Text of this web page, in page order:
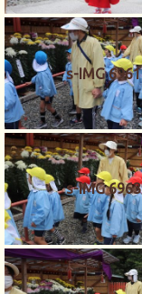
s-IMG 6961
s-IMG 6963